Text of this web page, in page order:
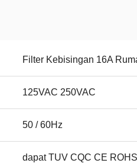
Filter Kebisingan 16A
125VAC 250VAC
50 / 60Hz
dapat TUV CQC CE